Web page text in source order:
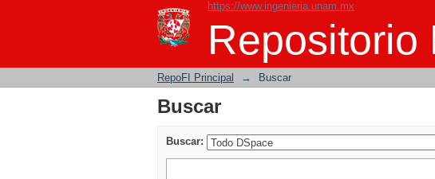
https://www.ingenieria.unam.mx
Repositorio
Buscar
RepoFI Principal → Buscar
Buscar
Buscar: